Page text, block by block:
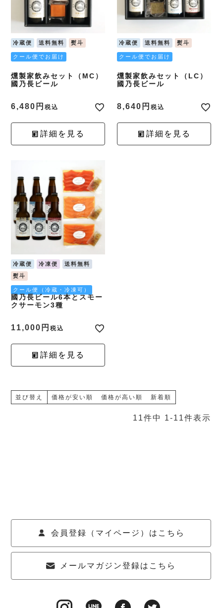
冷蔵便 送料無料 熨斗
クール便でお届け
燻製家飲みセット（MC）
國乃長ビール
6,480 税込
詳細を見る
冷蔵便 送料無料 熨斗
クール便でお届け
燻製家飲みセット（LC）
國乃長ビール
8,640 税込
詳細を見る
冷蔵便 冷凍便
送料無料
熨斗
クール便（冷蔵・冷凍可）
國乃長ビール6本とスモー
クサーモン3種
11,000 税込
詳細を見る
並び替え 価格が安い順 価格が高い順 新着順
11件中 1-11件表示
会員登録（マイページ）はこちら
メールマガジン登録はこちら